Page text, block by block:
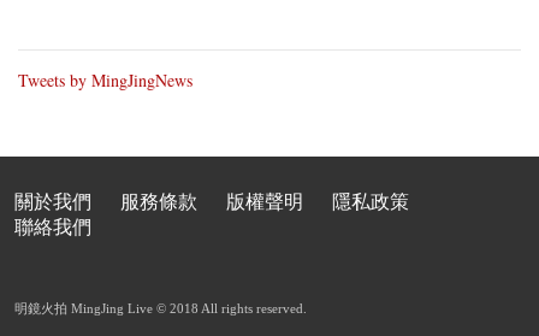
Tweets by MingJingNews
關於我們 服務條款 版權聲明
隱私政策
聯絡我們
明鏡火拍 MingJing Live © 2018 All rights reserved.